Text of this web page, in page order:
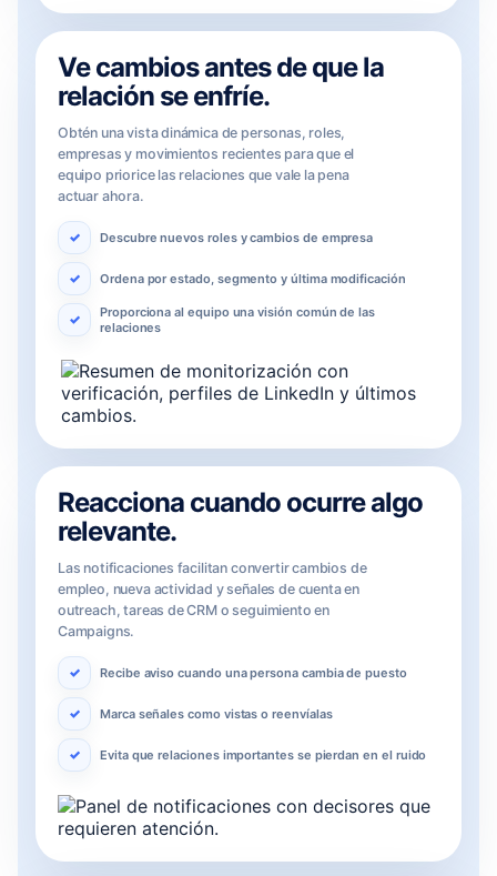
Ve cambios antes de que la
relación se enfríe.
Obtén una vista dinámica de personas, roles,
empresas y movimientos recientes para que el
equipo priorice las relaciones que vale la pena
actuar ahora.
Descubre nuevos roles y cambios de empresa
Ordena por estado, segmento y última modificación
Proporciona al equipo una visión común de las
relaciones
Reacciona cuando ocurre algo
relevante.
Las notificaciones facilitan convertir cambios de
empleo, nueva actividad y señales de cuenta en
outreach, tareas de CRM o seguimiento en
Campaigns.
Recibe aviso cuando una persona cambia de puesto
Marca señales como vistas o reenvíalas
Evita que relaciones importantes se pierdan en el ruido